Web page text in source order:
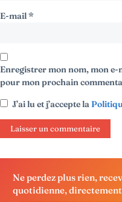
E-mail*
Enregistrer mon nom, mon
pour mon prochain
J’ai lu et j’accepte la
Ne perdez plus rien,
quotidienne,